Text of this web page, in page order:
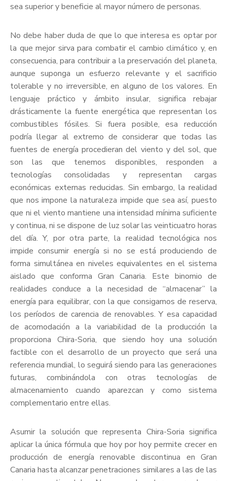
sea superior y beneficie al mayor número de personas.
No debe haber duda de que lo que interesa es optar por
la que mejor sirva para combatir el cambio climático y, en
consecuencia, para contribuir a la preservación del planeta,
aunque suponga un esfuerzo relevante y el sacrificio
tolerable y no irreversible, en alguno de los valores. En
lenguaje práctico y ámbito insular, significa rebajar
drásticamente la fuente energética que representan los
combustibles fósiles. Si fuera posible, esa reducción
podría llegar al extremo de considerar que todas las
fuentes de energía procedieran del viento y del sol, que
son las que tenemos disponibles, responden a
tecnologías consolidadas y representan cargas
económicas externas reducidas. Sin embargo, la realidad
que nos impone la naturaleza impide que sea así, puesto
que ni el viento mantiene una intensidad mínima suficiente
y continua, ni se dispone de luz solar las veinticuatro horas
del día. Y, por otra parte, la realidad tecnológica nos
impide consumir energía si no se está produciendo de
forma simultánea en niveles equivalentes en el sistema
aislado que conforma Gran Canaria. Este binomio de
realidades conduce a la necesidad de “almacenar” la
energía para equilibrar, con la que consigamos de reserva,
los períodos de carencia de renovables. Y esa capacidad
de acomodación a la variabilidad de la producción la
proporciona Chira-Soria, que siendo hoy una solución
factible con el desarrollo de un proyecto que será una
referencia mundial, lo seguirá siendo para las generaciones
futuras, combinándola con otras tecnologías de
almacenamiento cuando aparezcan y como sistema
complementario entre ellas.
Asumir la solución que representa Chira-Soria significa
aplicar la única fórmula que hoy por hoy permite crecer en
producción de energía renovable discontinua en Gran
Canaria hasta alcanzar penetraciones similares a las de las